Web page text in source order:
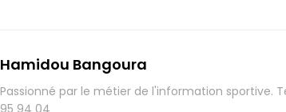
Hamidou Bangoura
Passionné par le métier de l'information sportive.